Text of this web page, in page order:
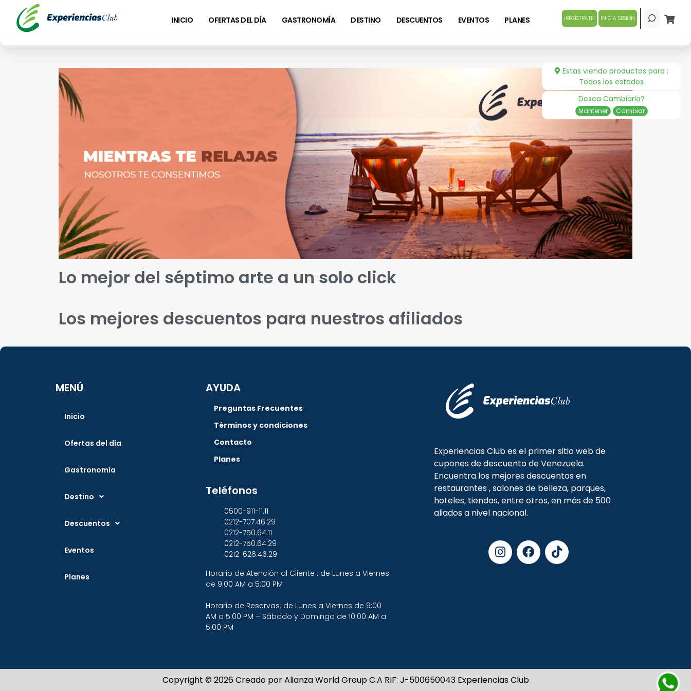
INICIO OFERTAS DEL DÍA GASTRONOMÍA DESTINO DESCUENTOS EVENTOS PLANES ¡REGÍSTRATE! INICIA SESIÓN
Estas viendo productos para :
Todos los estados
Desea Cambiarlo?
Mantener Cambiar
Lo mejor del séptimo arte a un solo click
Los mejores descuentos para nuestros afiliados
MENÚ
Inicio
Ofertas del día
Gastronomía
Destino
Descuentos
Eventos
Planes
AYUDA
Preguntas Frecuentes
Términos y condiciones
Contacto
Planes
Teléfonos
0500-911-11.11
0212-707.46.29
0212-750.64.11
0212-750.64.29
0212-626.46.29
Horario de Atención al Cliente : de Lunes a Viernes
de 9:00 AM a 5:00 PM
Horario de Reservas: de Lunes a Viernes de 9:00
AM a 5:00 PM – Sábado y Domingo de 10:00 AM a
5:00 PM
Experiencias Club es el primer sitio web de
cupones de descuento de Venezuela.
Encuentra los mejores descuentos en
restaurantes , salones de belleza, parques,
hoteles, tiendas, entre otros, en más de 500
aliados a nivel nacional.
Copyright © 2026 Creado por Alianza World Group C.A RIF: J-500650043 Experiencias Club